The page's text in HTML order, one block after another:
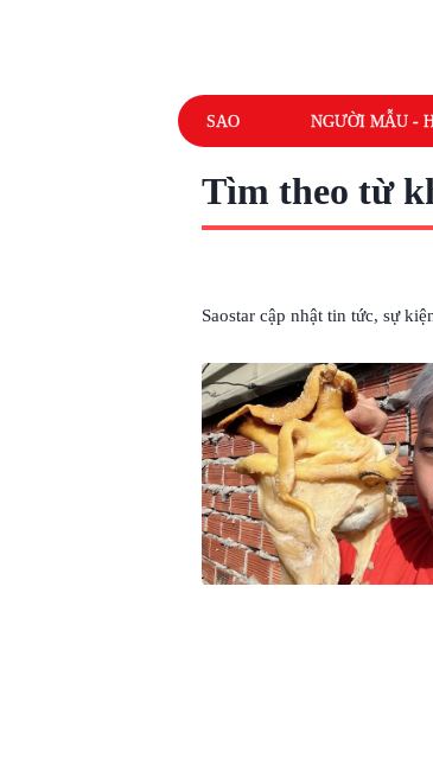
SAO NGƯỜI MẪU -
Tìm theo từ
Saostar cập nhật tin tức, sự